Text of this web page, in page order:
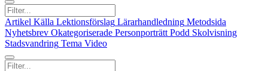
Artikel Källa Lektionsförslag Lärarhandledning Metodsida
Nyhetsbrev Okategoriserade Personporträtt Podd Skolvisning
Stadsvandring Tema Video